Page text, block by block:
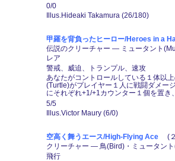
0/0
Illus.Hideaki Takamura (26/180)
甲羅を背負ったヒーロー/Heroes in a
伝説のクリーチャー ― ミュータント
レア
警戒、威迫、トランプル、速攻
あなたがコントロールしている１体以
(Turtle)がプレイヤー１人に戦闘ダメー
にそれぞれ+1/+1カウンター１個を置き
5/5
Illus.Victor Maury (6/0)
空高く舞うエース/High-Flying Ace (
クリーチャー ― 鳥(Bird)・ミュータン
飛行